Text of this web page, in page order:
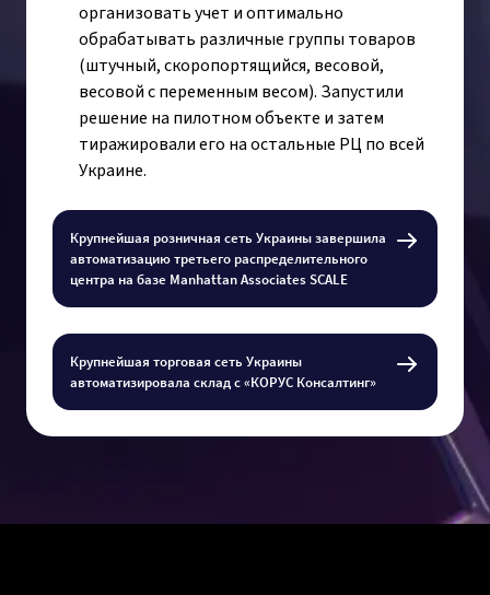
организовать учет и оптимально
обрабатывать различные группы товаров
(штучный, скоропортящийся, весовой,
весовой с переменным весом). Запустили
решение на пилотном объекте и затем
тиражировали его на остальные РЦ по всей
Украине.
Крупнейшая розничная сеть Украины завершила
автоматизацию третьего распределительного
центра на базе Manhattan Associates SCALE
Крупнейшая торговая сеть Украины
автоматизировала склад с «КОРУС Консалтинг»